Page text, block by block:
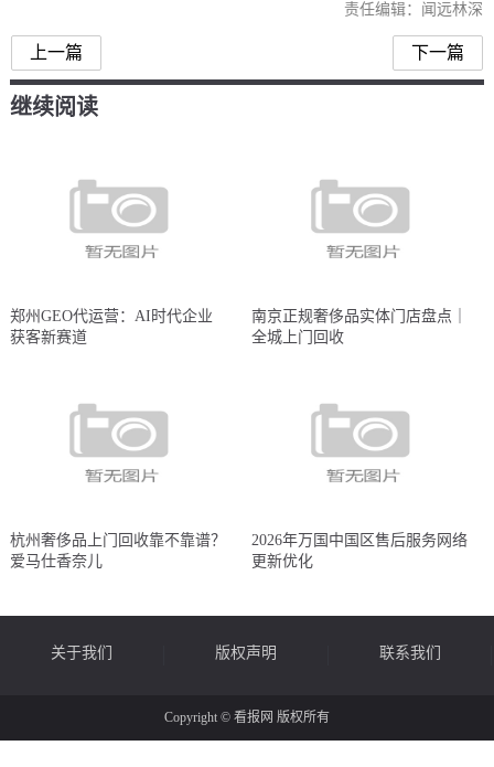
责任编辑：闻远林深
上一篇 下一篇
继续阅读
郑州GEO代运营：AI时代企业
获客新赛道
南京正规奢侈品实体门店盘点｜
全城上门回收
杭州奢侈品上门回收靠不靠谱？
爱马仕香奈儿
2026年万国中国区售后服务网络
更新优化
关于我们 版权声明 联系我们
Copyright © 看报网 版权所有